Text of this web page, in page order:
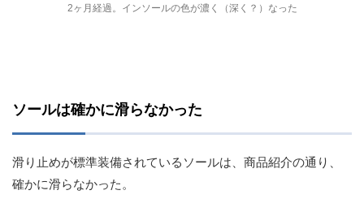
2ヶ月経過。インソールの色が濃く（深く？）なった
ソールは確かに滑らなかった
滑り止めが標準装備されているソールは、商品紹介の通り、
確かに滑らなかった。